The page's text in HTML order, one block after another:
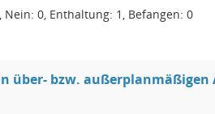
Nein: 0, Enthaltung: 1, Befangen: 0
über- bzw.